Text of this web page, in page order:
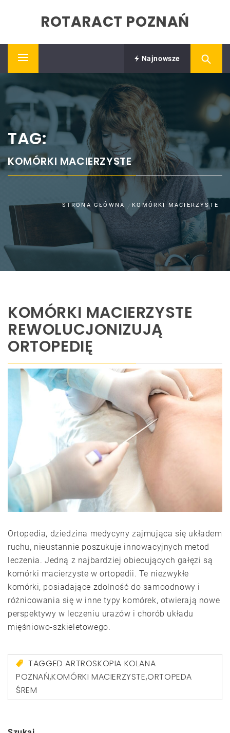
ROTARACT POZNAŃ
Primary
Najnowsze
TAG:
KOMÓRKI MACIERZYSTE
STRONA GŁÓWNA KOMÓRKI MACIERZYSTE
KOMÓRKI MACIERZYSTE
REWOLUCJONIZUJĄ
ORTOPEDIĘ
Ortopedia, dziedzina medycyny zajmująca się układem
ruchu, nieustannie poszukuje innowacyjnych metod
leczenia. Jedną z najbardziej obiecujących gałęzi są
komórki macierzyste w ortopedii. Te niezwykłe
komórki, posiadające zdolność do samoodnowy i
różnicowania się w inne typy komórek, otwierają nowe
perspektywy w leczeniu urazów i chorób układu
mięśniowo-szkieletowego.
TAGGEDARTROSKOPIA KOLANA
POZNAŃ,KOMÓRKI MACIERZYSTE,ORTOPEDA
ŚREM